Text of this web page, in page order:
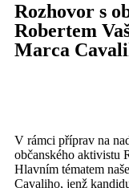
Rozhovor s
Robertem
Marca
V rámci příprav na
občanského aktivistu
Hlavním tématem
Cavaliho, jenž